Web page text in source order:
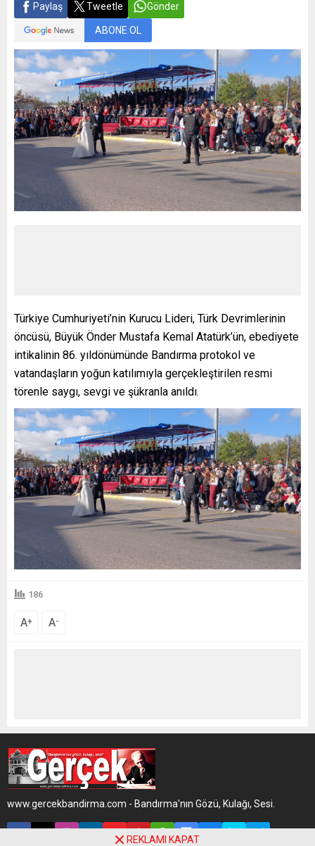
Paylaş Tweetle Gönder
ABONE OL
Türkiye Cumhuriyeti’nin Kurucu Lideri, Türk Devrimlerinin
öncüsü, Büyük Önder Mustafa Kemal Atatürk’ün, ebediyete
intikalinin 86. yıldönümünde Bandırma protokol ve
vatandaşların yoğun katılımıyla gerçekleştirilen resmi
törenle saygı, sevgi ve şükranla anıldı.
186
A+ A-
www.gercekbandirma.com - Bandırma'nın Gözü, Kulağı, Sesi.
REKLAMI KAPAT